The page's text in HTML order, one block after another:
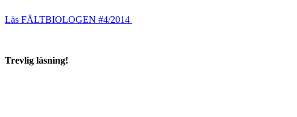
Läs FÄLTBIOLOGEN #4/2014
Trevlig läsning!